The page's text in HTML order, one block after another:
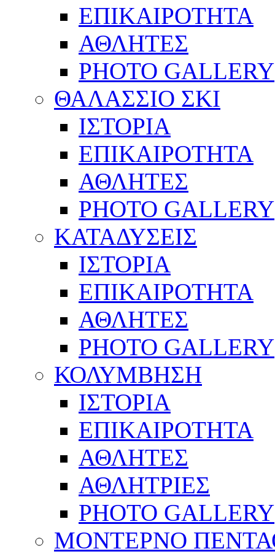
ΕΠΙΚΑΙΡΟΤΗΤΑ
ΑΘΛΗΤΕΣ
PHOTO GALLERY
ΘΑΛΑΣΣΙΟ ΣΚΙ
ΙΣΤΟΡΙΑ
ΕΠΙΚΑΙΡΟΤΗΤΑ
ΑΘΛΗΤΕΣ
PHOTO GALLERY
ΚΑΤΑΔΥΣΕΙΣ
ΙΣΤΟΡΙΑ
ΕΠΙΚΑΙΡΟΤΗΤΑ
ΑΘΛΗΤΕΣ
PHOTO GALLERY
ΚΟΛΥΜΒΗΣΗ
ΙΣΤΟΡΙΑ
ΕΠΙΚΑΙΡΟΤΗΤΑ
ΑΘΛΗΤΕΣ
ΑΘΛΗΤΡΙΕΣ
PHOTO GALLERY
ΜΟΝΤΕΡΝΟ